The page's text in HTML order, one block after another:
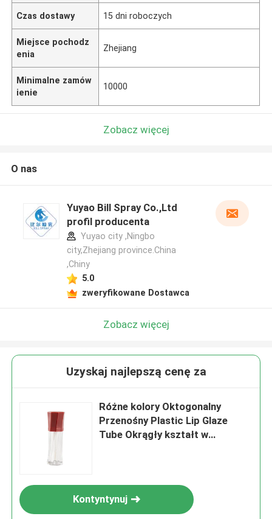
Czas dostawy 15 dni roboczych
Miejsce pochodz
enia
Zhejiang
Minimalne zamów
ienie
10000
Zobacz więcej
O nas
Yuyao Bill Spray Co.,Ltd
profil producenta
Yuyao city ,Ningbo
city,Zhejiang province.China
,Chiny
5.0
zweryfikowane Dostawca
Zobacz więcej
Uzyskaj najlepszą cenę za
Różne kolory Oktogonalny
Przenośny Plastic Lip Glaze
Tube Okrągły kształt w
Kontyntynuj